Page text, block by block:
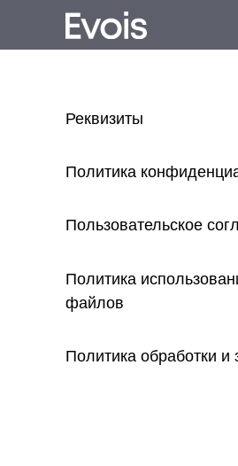
Политика
файлов
Политика обработки
Политика
Пользовательское
Реквизиты